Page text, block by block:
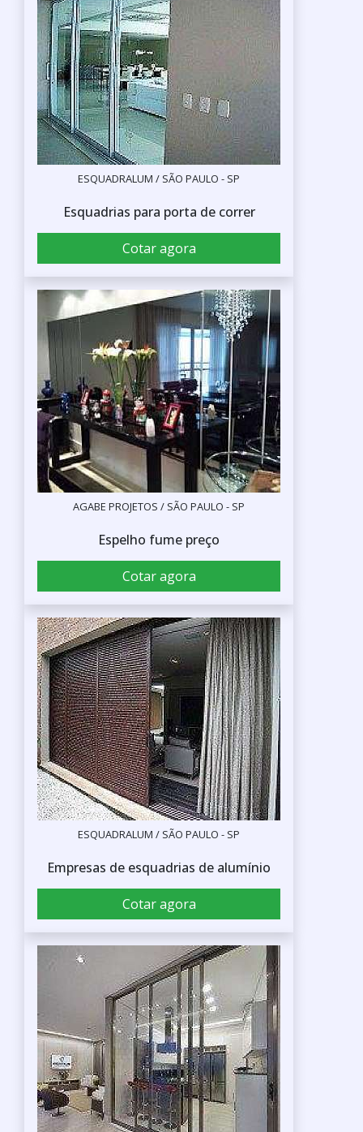
ESQUADRALUM / SÃO PAULO - SP
Esquadrias para porta de correr
Cotar agora
AGABE PROJETOS / SÃO PAULO - SP
Espelho fume preço
Cotar agora
ESQUADRALUM / SÃO PAULO - SP
Empresas de esquadrias de alumínio
Cotar agora